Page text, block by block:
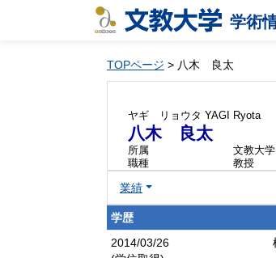
学術
TOPページ > 八木 良太
ヤギ リョウタ YAGI Ryota
八木 良太
所属
文教大
職種
教授
業績
学歴
2014/03/26